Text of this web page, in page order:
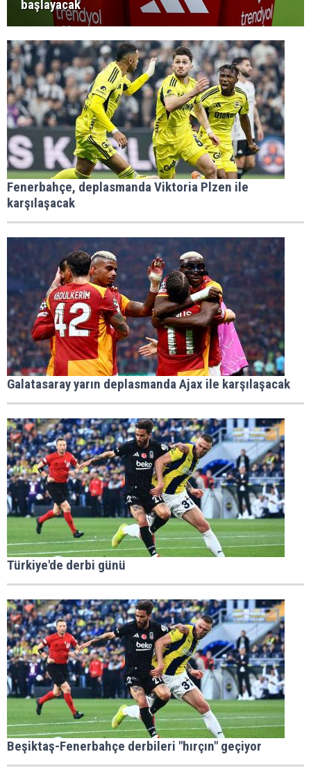
başlayacak
Fenerbahçe, deplasmanda Viktoria Plzen ile
karşılaşacak
Galatasaray yarın deplasmanda Ajax ile karşılaşacak
Türkiye'de derbi günü
Beşiktaş-Fenerbahçe derbileri "hırçın" geçiyor